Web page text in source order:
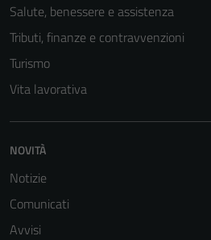
Salute, benessere e assistenza
Tributi, finanze e contravvenzioni
Turismo
Vita lavorativa
NOVITÀ
Notizie
Comunicati
Avvisi